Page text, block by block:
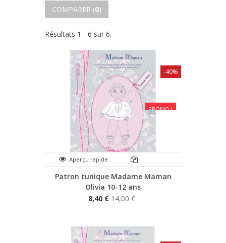
COMPARER (0)
Résultats 1 - 6 sur 6.
PROMO !
Aperçu rapide
Patron tunique Madame Maman
Olivia 10-12 ans
8,40 € 14,00 €
-40%